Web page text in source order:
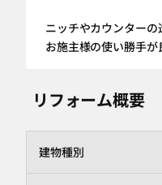
ニッチやカウンター
お施主様の使い勝手が
リフォーム概要
建物種別